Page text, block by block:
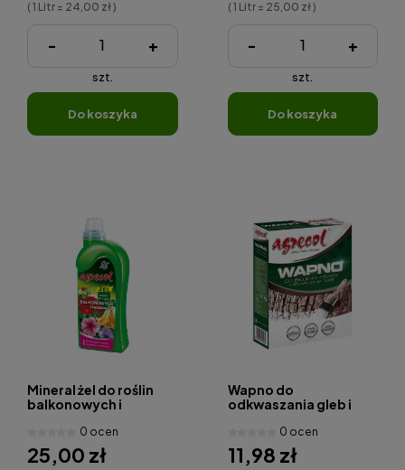
( 1 Litr = 24,00 zł )
- +
szt.
do koszyka
( 1 Litr = 25,00 zł )
- +
szt.
do koszyka
Mineral żel do roślin
balkonowych i
0 ocen
25,00 zł
Wapno do
odkwaszania gleb i
0 ocen
11,98 zł